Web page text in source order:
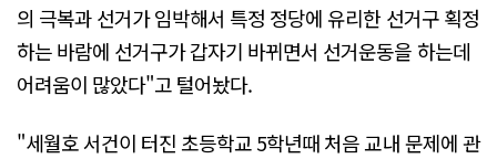
의 극복과 선거가 임박해서 특정 정당에 유리한 선거구 획정
하는 바람에 선거구가 갑자기 바뀌면서 선거운동을 하는데
어려움이 많았다"고 털어놨다.
"세월호 서건이 터진 초등학교 5학년때 처음 교내 문제에 관